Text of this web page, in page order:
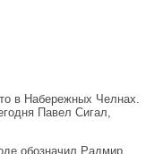
в Набережных Челнах.
Павел Сигал,
обозначил Радмир